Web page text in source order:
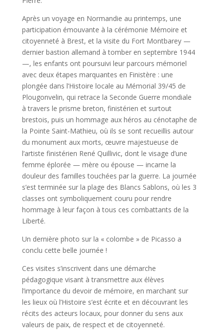
Après un voyage en Normandie au printemps, une
participation émouvante à la cérémonie Mémoire et
citoyenneté à Brest, et la visite du Fort Montbarey —
dernier bastion allemand à tomber en septembre 1944
—, les enfants ont poursuivi leur parcours mémoriel
avec deux étapes marquantes en Finistère : une
plongée dans l’Histoire locale au Mémorial 39/45 de
Plougonvelin, qui retrace la Seconde Guerre mondiale
à travers le prisme breton, finistérien et surtout
brestois, puis un hommage aux héros au cénotaphe de
la Pointe Saint-Mathieu, où ils se sont recueillis autour
du monument aux morts, œuvre majestueuse de
l’artiste finistérien René Quillivic, dont le visage d’une
femme éplorée — mère ou épouse — incarne la
douleur des familles touchées par la guerre. La journée
s’est terminée sur la plage des Blancs Sablons, où les 3
classes ont symboliquement couru pour rendre
hommage à leur façon à tous ces combattants de la
Liberté.
Un dernière photo sur la « colombe » de Picasso a
conclu cette belle journée !
Ces visites s’inscrivent dans une démarche
pédagogique visant à transmettre aux élèves
l’importance du devoir de mémoire, en marchant sur
les lieux où l’Histoire s’est écrite et en découvrant les
récits des acteurs locaux, pour donner du sens aux
valeurs de paix, de respect et de citoyenneté.